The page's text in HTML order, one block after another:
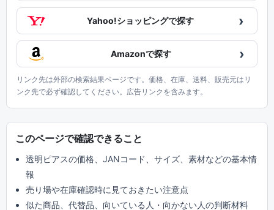
Yahoo!ショッピングで探す ›
Amazonで探す ›
リンク先は外部の検索結果ページです。価格、在庫、送料、販売元はリ
ンク先で必ず確認してください。広告リンクを含みます。
このページで確認できること
透明ピアスの価格、JANコード、サイズ、素材などの基本情
報
売り場や在庫確認時に見ておきたい注意点
似た商品、代替品、向いている人・向かない人の判断材料